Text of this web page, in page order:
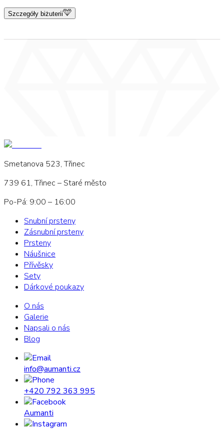
Szczegóły biżuterii
Smetanova 523, Třinec
739 61, Třinec – Staré město
Po-Pá: 9:00 – 16:00
Snubní prsteny
Zásnubní prsteny
Prsteny
Náušnice
Přívěsky
Sety
Dárkové poukazy
O nás
Galerie
Napsali o nás
Blog
info@aumanti.cz
+420 792 363 995
Aumanti